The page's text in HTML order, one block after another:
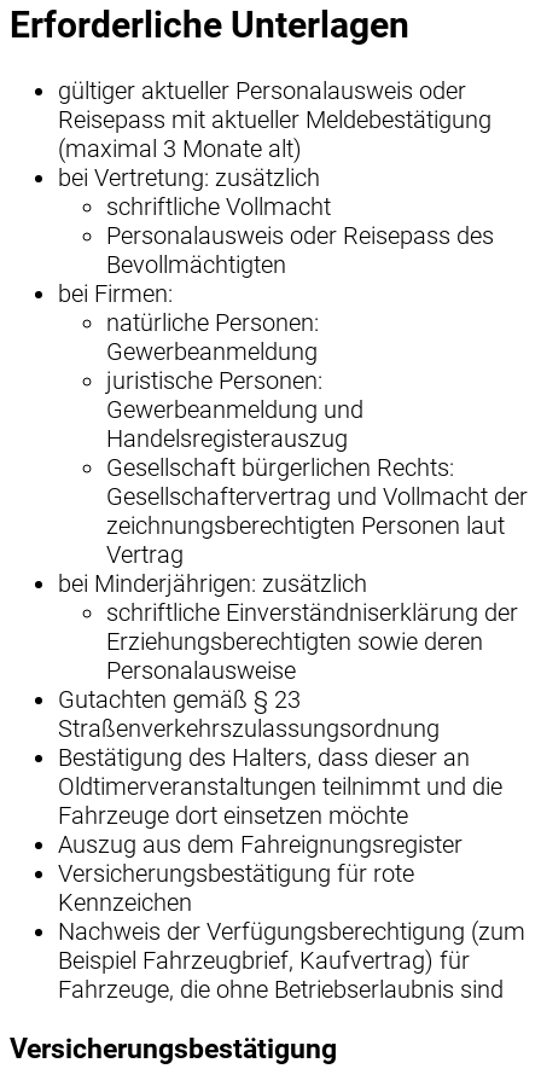
Erforderliche Unterlagen
gültiger aktueller Personalausweis oder
Reisepass mit aktueller Meldebestätigung
(maximal 3 Monate alt)
bei Vertretung: zusätzlich
schriftliche Vollmacht
Personalausweis oder Reisepass des
Bevollmächtigten
bei Firmen:
natürliche Personen:
Gewerbeanmeldung
juristische Personen:
Gewerbeanmeldung und
Handelsregisterauszug
Gesellschaft bürgerlichen Rechts:
Gesellschaftervertrag und Vollmacht der
zeichnungsberechtigten Personen laut
Vertrag
bei Minderjährigen: zusätzlich
schriftliche Einverständniserklärung der
Erziehungsberechtigten sowie deren
Personalausweise
Gutachten gemäß § 23
Straßenverkehrszulassungsordnung
Bestätigung des Halters, dass dieser an
Oldtimerveranstaltungen teilnimmt und die
Fahrzeuge dort einsetzen möchte
Auszug aus dem Fahreignungsregister
Versicherungsbestätigung für rote
Kennzeichen
Nachweis der Verfügungsberechtigung (zum
Beispiel Fahrzeugbrief, Kaufvertrag) für
Fahrzeuge, die ohne Betriebserlaubnis sind
Versicherungsbestätigung